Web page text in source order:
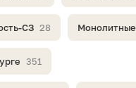
СЗ 28 Монолитные
351